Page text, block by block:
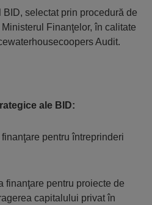
selectat prin procedură de
Finanţelor, în calitate
Audit.
ale BID:
pentru întreprinderi
finanţare pentru proiecte de
capitalului privat în